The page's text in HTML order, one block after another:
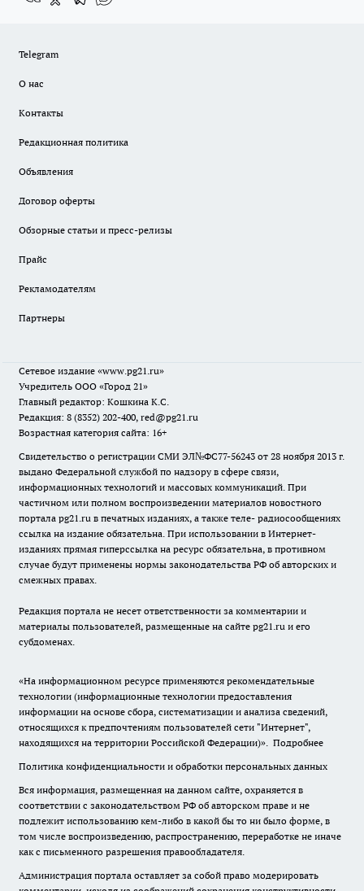
Telegram
О нас
Контакты
Редакционная политика
Объявления
Договор оферты
Обзорные статьи и пресс-релизы
Прайс
Рекламодателям
Партнеры
Сетевое издание «www.pg21.ru»
Учредитель ООО «Город 21»
Главный редактор: Кошкина К.С.
Редакция: 8 (8352) 202-400, red@pg21.ru
Возрастная категория сайта: 16+
Свидетельство о регистрации СМИ ЭЛ№ФС77-56243 от 28 ноября 2013 г.
выдано Федеральной службой по надзору в сфере связи,
информационных технологий и массовых коммуникаций. При
частичном или полном воспроизведении материалов новостного
портала pg21.ru в печатных изданиях, а также теле- радиосообщениях
ссылка на издание обязательна. При использовании в Интернет-
изданиях прямая гиперссылка на ресурс обязательна, в противном
случае будут применены нормы законодательства РФ об авторских и
смежных правах.
Редакция портала не несет ответственности за комментарии и
материалы пользователей, размещенные на сайте pg21.ru и его
субдоменах.
«На информационном ресурсе применяются рекомендательные
технологии (информационные технологии предоставления
информации на основе сбора, систематизации и анализа сведений,
относящихся к предпочтениям пользователей сети "Интернет",
находящихся на территории Российской Федерации)». Подробнее
Политика конфиденциальности и обработки персональных данных
Вся информация, размещенная на данном сайте, охраняется в
соответствии с законодательством РФ об авторском праве и не
подлежит использованию кем-либо в какой бы то ни было форме, в
том числе воспроизведению, распространению, переработке не иначе
как с письменного разрешения правообладателя.
Администрация портала оставляет за собой право модерировать